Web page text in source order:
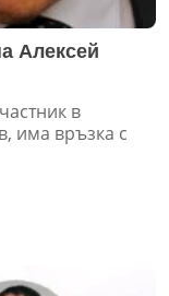
Алексей
в
има връзка с